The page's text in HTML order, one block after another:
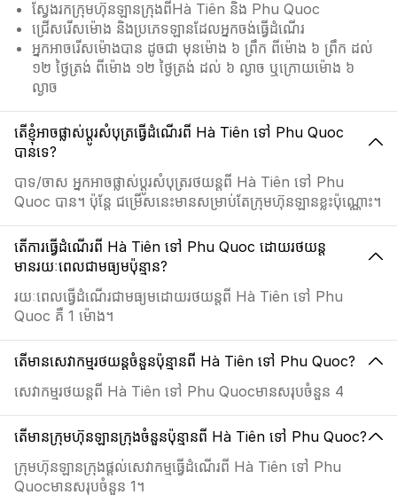
ស្វែងរកក្រុមហ៊ុនឡានក្រុងពីHà Tiên និង Phu Quoc
ជ្រើសរើសម៉ោង និងប្រភេទឡានដែលអ្នកចង់ធ្វើដំណើរ
អ្នកអាចរើសម៉ោងបាន ដូចជា មុនម៉ោង ៦ ព្រឹក ពីម៉ោង ៦ ព្រឹក ដល់
១២ ថ្ងៃត្រង់ ពីម៉ោង ១២ ថ្ងៃត្រង់ ដល់ ៦ ល្ងាច ឬក្រោយម៉ោង ៦
ល្ងាច
តើខ្ញុំអាចផ្លាស់ប្ដូរសំបុត្រធ្វើដំណើរពី Hà Tiên ទៅ Phu Quoc
បានទេ?
បាទ/ចាស អ្នកអាចផ្លាស់ប្ដូរសំបុត្ររថយន្តពី Hà Tiên ទៅ Phu
Quoc បាន។ ប៉ុន្តែ ជម្រើសនេះមានសម្រាប់តែក្រុមហ៊ុនឡានខ្លះប៉ុណ្ណោះ។
តើការធ្វើដំណើរពី Hà Tiên ទៅ Phu Quoc ដោយរថយន្ត
មានរយៈពេលជាមធ្យមប៉ុន្មាន?
រយៈពេលធ្វើដំណើរជាមធ្យមដោយរថយន្តពី Hà Tiên ទៅ Phu
Quoc គឺ 1 ម៉ោង។
តើមានសេវាកម្មរថយន្តចំនួនប៉ុន្មានពី Hà Tiên ទៅ Phu Quoc?
សេវាកម្មរថយន្តពី Hà Tiên ទៅ Phu Quocមានសរុបចំនួន 4
តើមានក្រុមហ៊ុនឡានក្រុងចំនួនប៉ុន្មានពី Hà Tiên ទៅ Phu Quoc?
ក្រុមហ៊ុនឡានក្រុងផ្ដល់សេវាកម្មធ្វើដំណើរពី Hà Tiên ទៅ Phu
Quocមានសរុបចំនួន 1។